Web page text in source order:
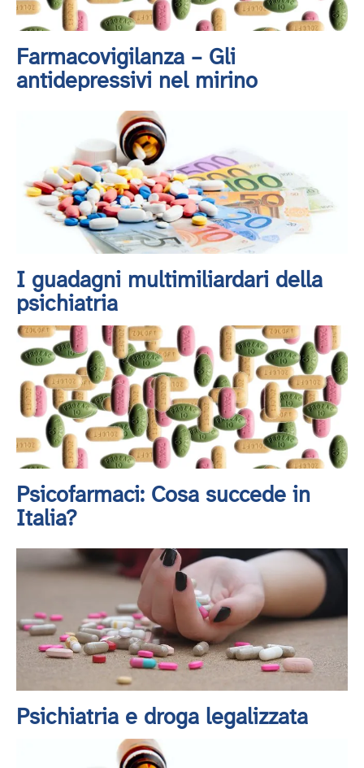
Farmacovigilanza – Gli
antidepressivi nel mirino
I guadagni multimiliardari della
psichiatria
Psicofarmaci: Cosa succede in
Italia?
Psichiatria e droga legalizzata